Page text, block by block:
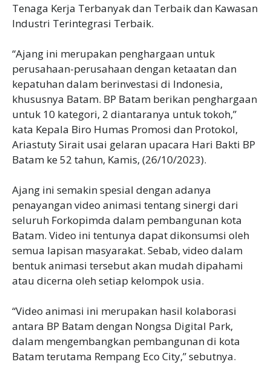
Tenaga Kerja Terbanyak dan Terbaik dan Kawasan
Industri Terintegrasi Terbaik.
“Ajang ini merupakan penghargaan untuk
perusahaan-perusahaan dengan ketaatan dan
kepatuhan dalam berinvestasi di Indonesia,
khususnya Batam. BP Batam berikan penghargaan
untuk 10 kategori, 2 diantaranya untuk tokoh,”
kata Kepala Biro Humas Promosi dan Protokol,
Ariastuty Sirait usai gelaran upacara Hari Bakti BP
Batam ke 52 tahun, Kamis, (26/10/2023).
Ajang ini semakin spesial dengan adanya
penayangan video animasi tentang sinergi dari
seluruh Forkopimda dalam pembangunan kota
Batam. Video ini tentunya dapat dikonsumsi oleh
semua lapisan masyarakat. Sebab, video dalam
bentuk animasi tersebut akan mudah dipahami
atau dicerna oleh setiap kelompok usia.
“Video animasi ini merupakan hasil kolaborasi
antara BP Batam dengan Nongsa Digital Park,
dalam mengembangkan pembangunan di kota
Batam terutama Rempang Eco City,” sebutnya.